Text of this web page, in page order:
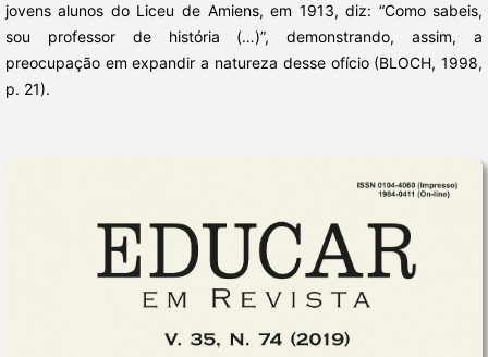
jovens alunos do Liceu de Amiens, em 1913, diz: “Como sabeis,
sou professor de história (…)”, demonstrando, assim, a
preocupação em expandir a natureza desse ofício (BLOCH, 1998,
p. 21).